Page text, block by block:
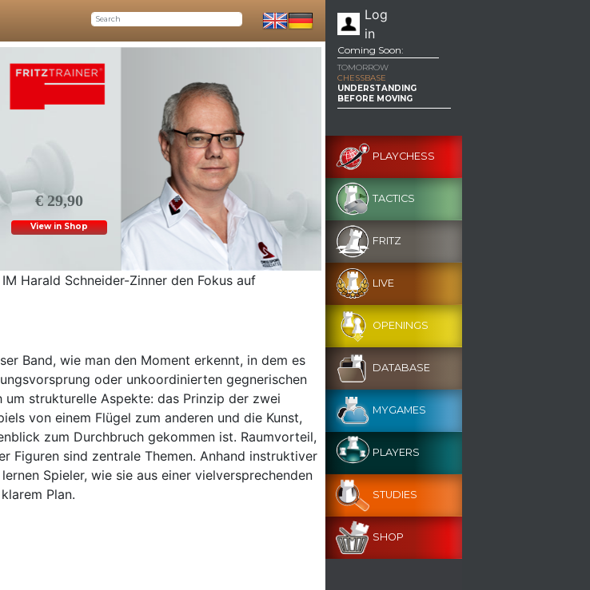
Log
in
€ 29,90
View in Shop
Harald Schneider-Zinner den Fokus auf
Band, wie man den Moment erkennt, in dem es
oder unkoordinierten gegnerischen
strukturelle Aspekte: das Prinzip der zwei
von einem Flügel zum anderen und die Kunst,
zum Durchbruch gekommen ist. Raumvorteil,
Figuren sind zentrale Themen. Anhand instruktiver
Spieler, wie sie aus einer vielversprechenden
Plan.
Coming Soon:
TOMORROW
CHESSBASE
UNDERSTANDING
BEFORE MOVING
PLAYCHESS
TACTICS
FRITZ
LIVE
OPENINGS
DATABASE
MYGAMES
PLAYERS
STUDIES
SHOP